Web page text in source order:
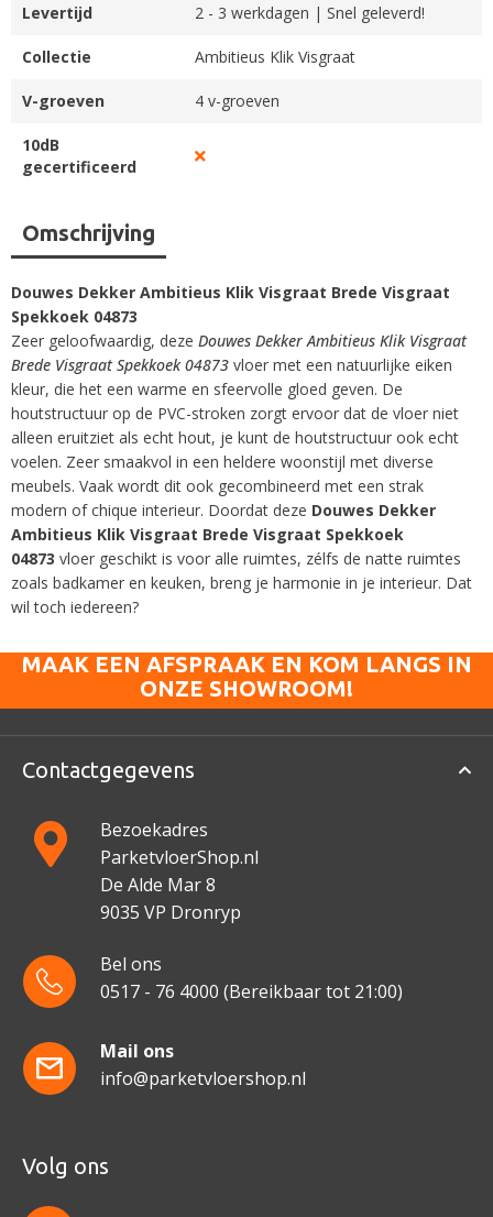
Omschrijving
Douwes Dekker Ambitieus Klik Visgraat Brede Visgraat
Spekkoek 04873
Zeer geloofwaardig, deze Douwes Dekker Ambitieus Klik Visgraat
Brede Visgraat Spekkoek 04873 vloer met een natuurlijke eiken
kleur, die het een warme en sfeervolle gloed geven. De
houtstructuur op de PVC-stroken zorgt ervoor dat de vloer niet
alleen eruitziet als echt hout, je kunt de houtstructuur ook echt
voelen. Zeer smaakvol in een heldere woonstijl met diverse
meubels. Vaak wordt dit ook gecombineerd met een strak
modern of chique interieur. Doordat deze Douwes Dekker
Ambitieus Klik Visgraat Brede Visgraat Spekkoek
04873 vloer geschikt is voor alle ruimtes, zélfs de natte ruimtes
zoals badkamer en keuken, breng je harmonie in je interieur. Dat
wil toch iedereen?
Levertijd 2 - 3 werkdagen | Snel geleverd!
Collectie Ambitieus Klik Visgraat
V-groeven 4 v-groeven
10dB
gecertificeerd
MAAK EEN AFSPRAAK EN KOM LANGS IN
ONZE SHOWROOM!
Contactgegevens
Bezoekadres
ParketvloerShop.nl
De Alde Mar 8
9035 VP Dronryp
Bel ons
0517 - 76 4000 (Bereikbaar tot 21:00)
Mail ons
info@parketvloershop.nl
Volg ons